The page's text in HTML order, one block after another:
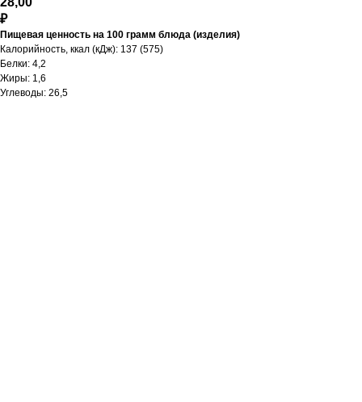
₽
Пищевая ценность на 100 грамм блюда (изделия)
Калорийность, ккал (кДж): 137 (575)
Белки: 4,2
Жиры: 1,6
Углеводы: 26,5